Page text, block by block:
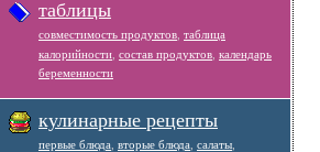
таблицы
совместимость продуктов таблица
калорийности состав продуктов календарь
беременности
кулинарные рецепты
первые блюда вторые блюда салаты